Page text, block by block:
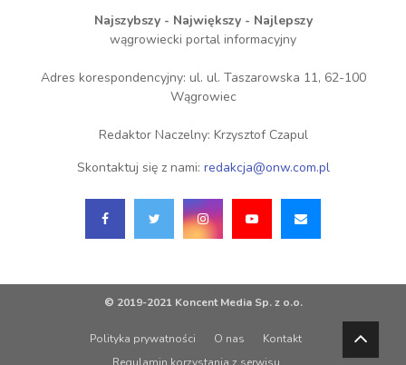
Najszybszy - Największy - Najlepszy
wągrowiecki portal informacyjny
Adres korespondencyjny: ul. ul. Taszarowska 11, 62-100
Wągrowiec
Redaktor Naczelny: Krzysztof Czapul
Skontaktuj się z nami: redakcja@onw.com.pl
© 2019-2021 Koncent Media Sp. z o.o.
Polityka prywatności O nas
Kontakt